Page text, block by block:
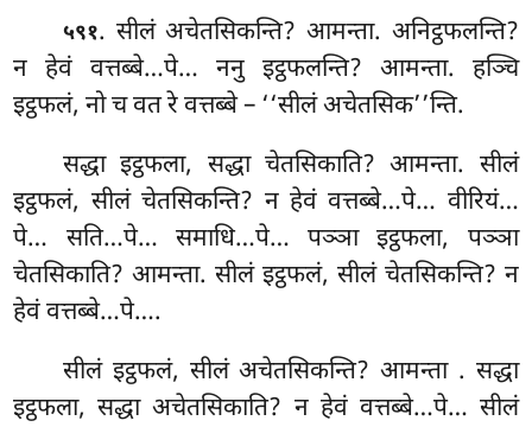
५९१. सीलं अचेतसिकन्ति? आमन्ता. अनिट्ठफलन्ति?
न हेवं वत्तब्बे…पे… ननु इट्ठफलन्ति? आमन्ता. हञ्चि
इट्ठफलं, नो च वत रे वत्तब्बे – ‘‘सीलं अचेतसिक’’न्ति.
सद्धाइट्ठफला, सद्धा चेतसिकाति? आमन्ता. सीलं
इट्ठफलं, सीलं चेतसिकन्ति? न हेवं वत्तब्बे…पे… वीरियं…
पे… सति…पे… समाधि…पे… पञ्ञा इट्ठफला, पञ्ञा
चेतसिकाति? आमन्ता. सीलं इट्ठफलं, सीलं चेतसिकन्ति? न
हेवं वत्तब्बे…पे….
सीलं इट्ठफलं, सीलं अचेतसिकन्ति? आमन्ता . सद्धा
इट्ठफला, सद्धा अचेतसिकाति? न हेवं वत्तब्बे…पे… सीलं